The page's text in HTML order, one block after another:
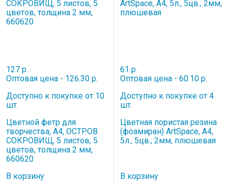
127 р.
Оптовая цена - 126.30 р.
Доступно к покупке от 10
шт.
Цветной фетр для
творчества, А4, ОСТРОВ
СОКРОВИЩ, 5 листов, 5
цветов, толщина 2 мм,
660620
В корзину
61 р.
Оптовая цена - 60.10 р.
Доступно к покупке от 4
шт.
Цветная пористая резина
(фоамиран) ArtSpace, А4,
5л., 5цв., 2мм, плюшевая
В корзину